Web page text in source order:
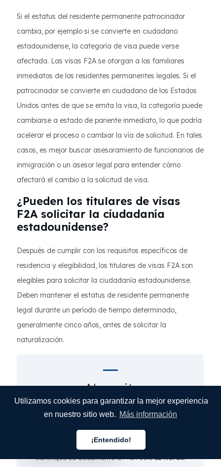
Utilizamos cookies para garantizar la mejor experiencia
en nuestro sitio web. Más información
¡Entendido!
Si el estatus del residente permanente patrocinador
cambia, por ejemplo si se convierte en ciudadano
estadounidense, la categoría de visa puede verse
afectada. Las visas F2A se otorgan a los familiares
inmediatos de los residentes permanentes legales. Si el
patrocinador se convierte en ciudadano de los Estados
Unidos antes de que se emita la visa, la categoría puede
cambiarse a estado de pariente inmediato, lo que podría
acelerar el proceso o cambiar la vía de solicitud. En tales
casos, es mejor buscar asesoramiento de funcionarios de
inmigración o un asesor legal para entender cómo
afectará el cambio a la solicitud de visa.
¿Pueden los titulares de visas
F2A solicitar la ciudadanía
estadounidense?
Después de cumplir con los requisitos específicos de
residencia y elegibilidad, los titulares de visas F2A son
elegibles para solicitar la ciudadanía estadounidense.
Deben mantener el estatus de residente permanente
legal durante un período de tiempo determinado,
generalmente cinco años, antes de solicitar la
naturalización.
¿Necesita
servicios de traducción
certificada?
Deje que un traductor profesional traduzca y
certifique su documento en tan solo12 horas.
Español